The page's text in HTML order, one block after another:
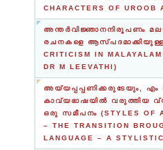
CHARACTERS OF UROOB
അന്തർവിജ്ഞാനനിരൂപണം
രചനകളെ ആസ്പദമാക്കിയുള്ള
CRITICISM IN
DR M LEEVATHI)
അയ്യപ്പപ്പണിക്കരുടേയും,
കാവ്യഭാഷയില്‍ വരുത്തിയ
ഒരു സമീപനം (STYLES OF
– THE TRANSITION
LANGUAGE – A